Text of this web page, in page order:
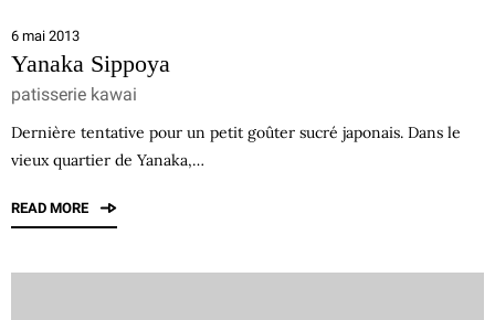
6 mai 2013
Yanaka Sippoya
patisserie kawai
Dernière tentative pour un petit goûter sucré japonais. Dans le
vieux quartier de Yanaka,…
READ MORE